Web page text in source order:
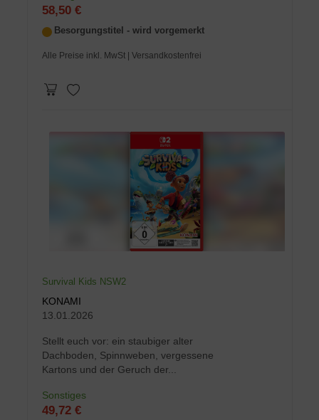
58,50 €
Besorgungstitel - wird vorgemerkt
Alle Preise inkl. MwSt | Versandkostenfrei
Survival Kids NSW2
KONAMI
13.01.2026
Stellt euch vor: ein staubiger alter
Dachboden, Spinnweben, vergessene
Kartons und der Geruch der...
Sonstiges
49,72 €